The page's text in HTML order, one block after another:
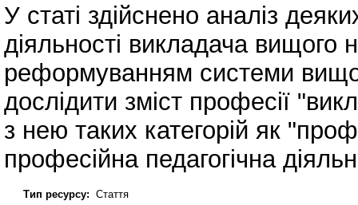
У статі здійснено аналіз
діяльності викладача вищого
реформуванням системи
дослідити зміст професії
з нею таких категорій як
професійна педагогічна
Тип ресурсу: Стаття